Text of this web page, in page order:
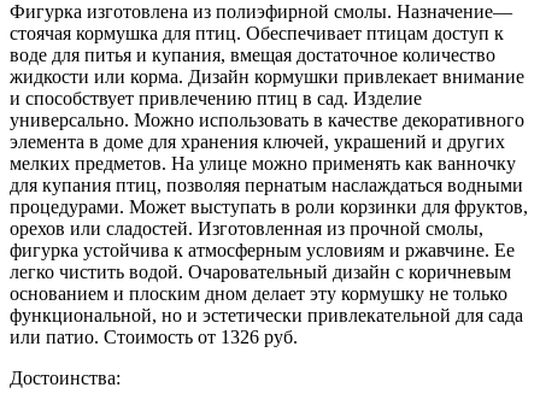
Фигурка изготовлена из полиэфирной смолы. Назначение—
стоячая кормушка для птиц. Обеспечивает птицам доступ к
воде для питья и купания, вмещая достаточное количество
жидкости или корма. Дизайн кормушки привлекает внимание
и способствует привлечению птиц в сад. Изделие
универсально. Можно использовать в качестве декоративного
элемента в доме для хранения ключей, украшений и других
мелких предметов. На улице можно применять как ванночку
для купания птиц, позволяя пернатым наслаждаться водными
процедурами. Может выступать в роли корзинки для фруктов,
орехов или сладостей. Изготовленная из прочной смолы,
фигурка устойчива к атмосферным условиям и ржавчине. Ее
легко чистить водой. Очаровательный дизайн с коричневым
основанием и плоским дном делает эту кормушку не только
функциональной, но и эстетически привлекательной для сада
или патио. Стоимость от 1326 руб.
Достоинства: